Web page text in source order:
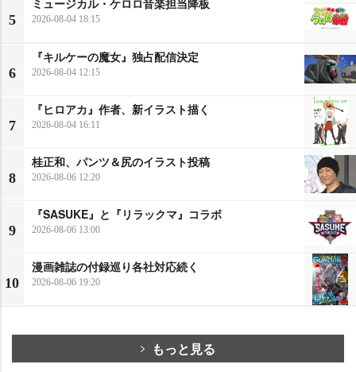
5 2026-08-04 18:15
6
『キルケーの魔女』独占配信決定
2026-08-04 12:15
7
『ヒロアカ』作者、新イラスト描く
2026-08-04 16:11
8
桂正和、パンツ＆尻のイラスト投稿
2026-08-06 12:20
9
『SASUKE』と『リラックマ』コラボ
2026-08-06 13:00
10
漫画雑誌の付録巡り各社対応続く
2026-08-06 19:20
もっと見る